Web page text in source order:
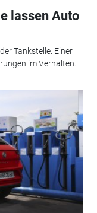
lassen Auto
Tankstelle. Einer
im Verhalten.